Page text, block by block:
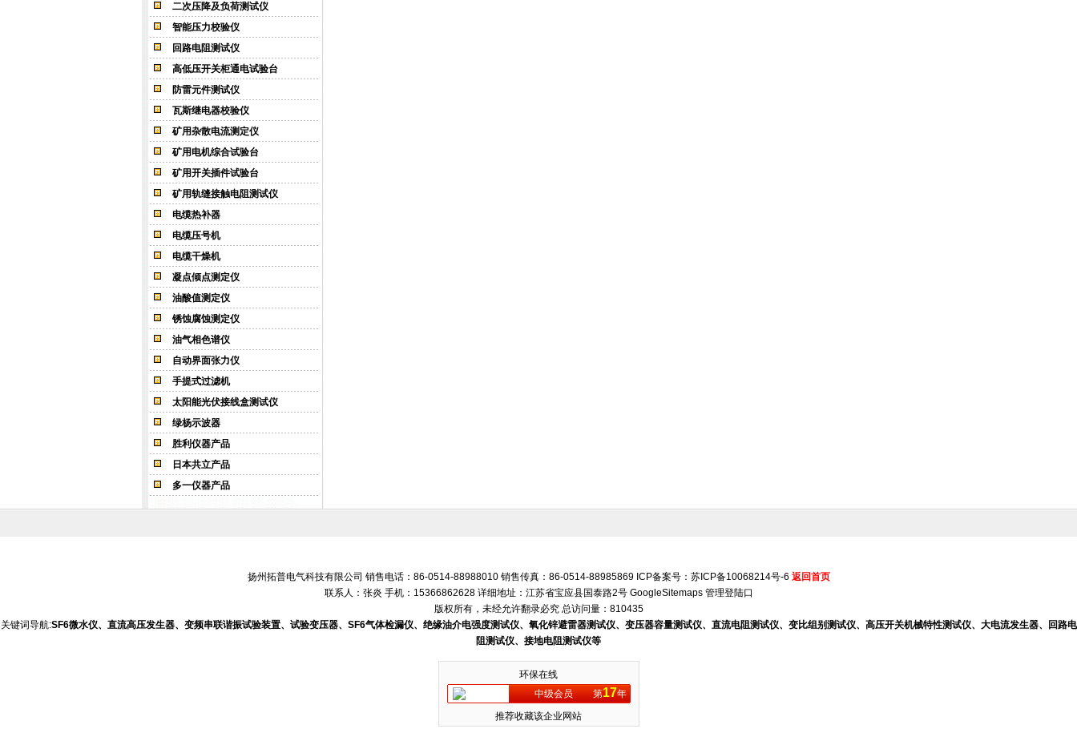
二次压降及负荷测试仪
智能压力校验仪
回路电阻测试仪
高低压开关柜通电试验台
防雷元件测试仪
瓦斯继电器校验仪
矿用杂散电流测定仪
矿用电机综合试验台
矿用开关插件试验台
矿用轨缝接触电阻测试仪
电缆热补器
电缆压号机
电缆干燥机
凝点倾点测定仪
油酸值测定仪
锈蚀腐蚀测定仪
油气相色谱仪
自动界面张力仪
手提式过滤机
太阳能光伏接线盒测试仪
绿杨示波器
胜利仪器产品
日本共立产品
多一仪器产品
扬州拓普电气科技有限公司 销售电话：86-0514-88988010 销售传真：86-0514-88985869 ICP备案号： 苏ICP备10068214号-6 返回首页
联系人：张炎 手机：15366862628 详细地址：江苏省宝应县国泰路2号 GoogleSitemaps 管理登陆口
版权所有，未经允许翻录必究 总访问量：810435
关键词导航:SF6微水仪、直流高压发生器、变频串联谐振试验装置、试验变压器、SF6气体检漏仪、绝缘油介电强度测试仪、氧化锌避雷器测试仪、变压器容量测试仪、直流电阻测试仪、变比组别测试仪、高压开关机械特性测试仪、大电流发生器、回路电
阻测试仪、接地电阻测试仪等
环保在线
中级会员
第17年
推荐收藏该企业网站